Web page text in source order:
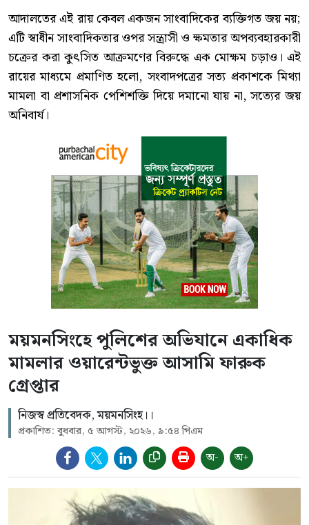
আদালতের এই রায় কেবল একজন সাংবাদিকের ব্যক্তিগত জয় নয়;
এটি স্বাধীন সাংবাদিকতার ওপর সন্ত্রাসী ও ক্ষমতার অপব্যবহারকারী
চক্রের করা কুৎসিত আক্রমণের বিরুদ্ধে এক মোক্ষম চড়াও। এই
রায়ের মাধ্যমে প্রমাণিত হলো, সংবাদপত্রের সত্য প্রকাশকে মিথ্যা
মামলা বা প্রশাসনিক পেশিশক্তি দিয়ে দমানো যায় না, সত্যের জয়
অনিবার্য।
ময়মনসিংহে পুলিশের অভিযানে একাধিক
মামলার ওয়ারেন্টভুক্ত আসামি ফারুক
গ্রেপ্তার
নিজস্ব প্রতিবেদক, ময়মনসিংহ।।
প্রকাশিত: বুধবার, ৫ আগস্ট, ২০২৬, ৯:৫৪ পিএম
অ- অ+